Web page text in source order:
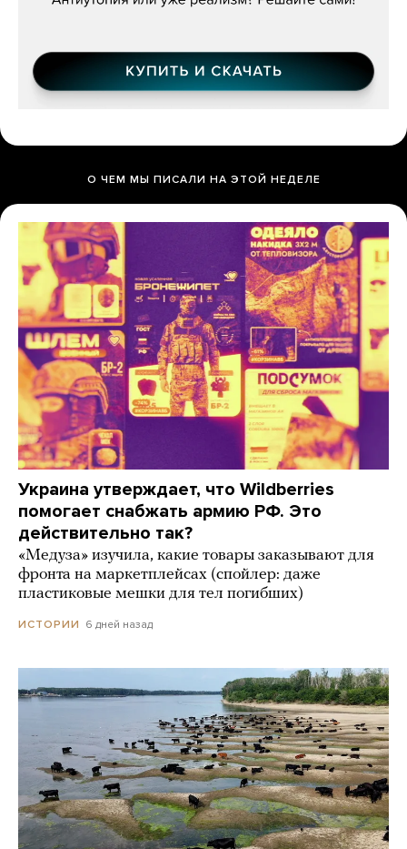
О ЧЕМ МЫ ПИСАЛИ НА ЭТОЙ НЕДЕЛЕ
Украина утверждает, что Wildberries
помогает снабжать армию РФ. Это
действительно так?
«Медуза» изучила, какие товары заказывают для
фронта на маркетплейсах (спойлер: даже
пластиковые мешки для тел погибших)
ИСТОРИИ 6 дней назад